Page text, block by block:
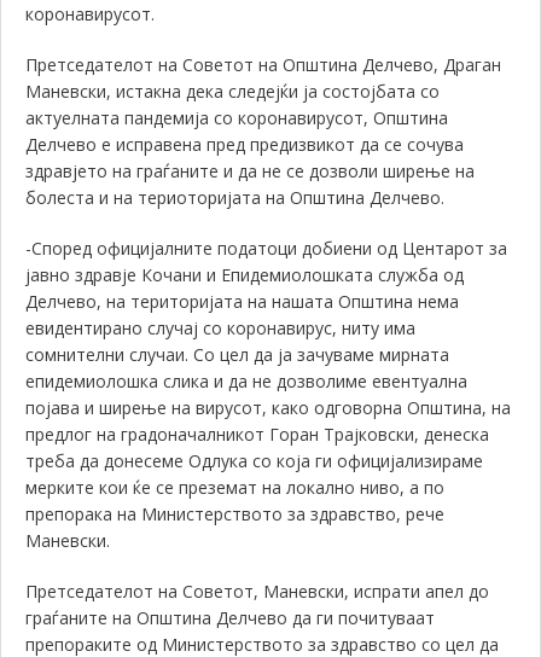
коронавирусот.
Претседателот на Советот на Општина Делчево, Драган
Маневски, истакна дека следејќи ја состојбата со
актуелната пандемија со коронавирусот, Општина
Делчево е исправена пред предизвикот да се сочува
здравјето на граѓаните и да не се дозволи ширење на
болеста и на териоторијата на Општина Делчево.
-Според официјалните податоци добиени од Центарот за
јавно здравје Кочани и Епидемиолошката служба од
Делчево, на територијата на нашата Општина нема
евидентирано случај со коронавирус, ниту има
сомнителни случаи. Со цел да ја зачуваме мирната
епидемиолошка слика и да не дозволиме евентуална
појава и ширење на вирусот, како одговорна Општина, на
предлог на градоначалникот Горан Трајковски, денеска
треба да донесеме Одлука со која ги официјализираме
мерките кои ќе се преземат на локално ниво, а по
препорака на Министерството за здравство, рече
Маневски.
Претседателот на Советот, Маневски, испрати апел до
граѓаните на Општина Делчево да ги почитуваат
препораките од Министерството за здравство со цел да